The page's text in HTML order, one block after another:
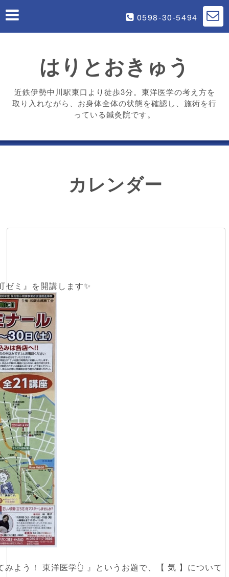
0598-30-5494
はりとおきゅう
近鉄伊勢中川駅東口より徒歩3分。東洋医学の考え方を
取り入れながら、お身体全体の状態を確認し、施術を行
っている鍼灸院です。
カレンダー
ゼミ』を開講します✨
よう！ 東洋医学👆 』というお題で、【 気 】について